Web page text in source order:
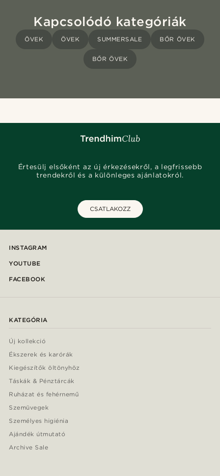
Kapcsolódó kategóriák
ÖVEK ÖVEK SUMMERSALE BŐR ÖVEK
BŐR ÖVEK
Értesülj elsőként az új érkezésekről, a legfrissebb
trendekről és a különleges ajánlatokról.
CSATLAKOZZ
INSTAGRAM
YOUTUBE
FACEBOOK
KATEGÓRIA
Új kollekció
Ékszerek és karórák
Kiegészítők öltönyhöz
Táskák & Pénztárcák
Ruházat és fehérnemű
Szemüvegek
Személyes higiénia
Ajándék útmutató
Archive Sale